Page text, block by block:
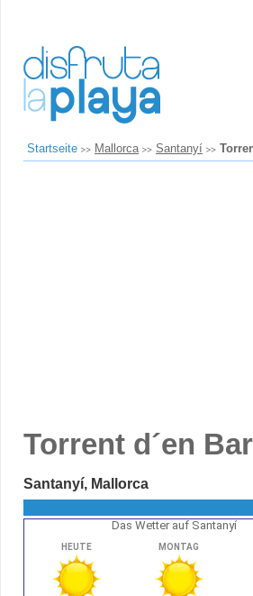
Startseite Mallorca Santanyí
Torrent d´en
Santanyí, Mallorca
Das Wetter auf Santanyí